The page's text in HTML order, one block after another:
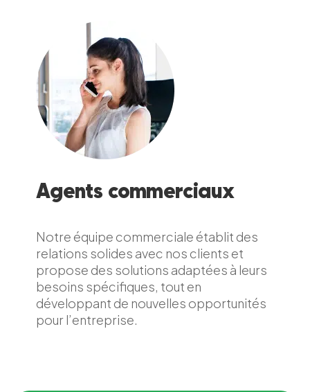
Agents commerciaux
Notre équipe commerciale établit des
relations solides avec nos clients et
propose des solutions adaptées à leurs
besoins spécifiques, tout en
développant de nouvelles opportunités
pour l’entreprise.